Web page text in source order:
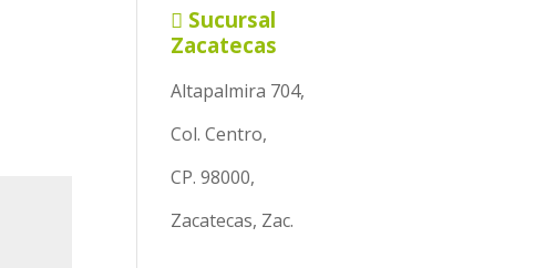
Sucursal
Zacatecas
Altapalmira 704,
Col. Centro,
CP. 98000,
Zacatecas, Zac.